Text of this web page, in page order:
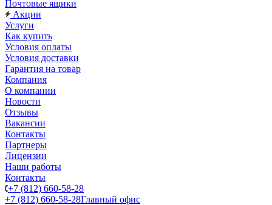
Почтовые ящики
Акции
Услуги
Как купить
Условия оплаты
Условия доставки
Гарантия на товар
Компания
О компании
Новости
Отзывы
Вакансии
Контакты
Партнеры
Лицензии
Наши работы
Контакты
+7 (812) 660-58-28
+7 (812) 660-58-28Главный офис